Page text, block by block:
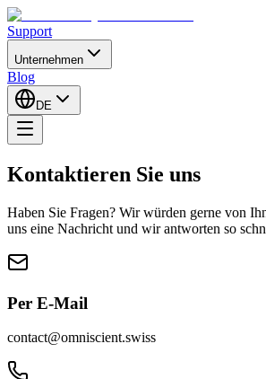
Support
Unternehmen
Blog
DE
Kontaktieren Sie uns
Haben Sie Fragen? Wir würden gerne von
uns eine Nachricht und wir antworten so
Per E-Mail
contact@omniscient.swiss